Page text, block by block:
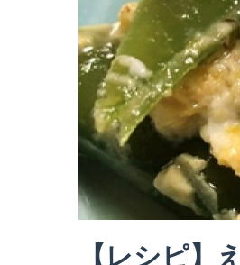
【レシピ】